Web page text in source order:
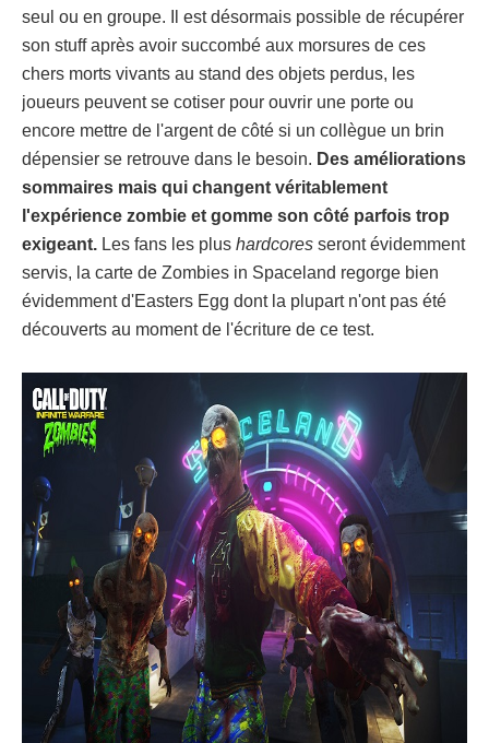
seul ou en groupe. Il est désormais possible de récupérer
son stuff après avoir succombé aux morsures de ces
chers morts vivants au stand des objets perdus, les
joueurs peuvent se cotiser pour ouvrir une porte ou
encore mettre de l'argent de côté si un collègue un brin
dépensier se retrouve dans le besoin. Des améliorations
sommaires mais qui changent véritablement
l'expérience zombie et gomme son côté parfois trop
exigeant. Les fans les plus hardcores seront évidemment
servis, la carte de Zombies in Spaceland regorge bien
évidemment d'Easters Egg dont la plupart n'ont pas été
découverts au moment de l'écriture de ce test.